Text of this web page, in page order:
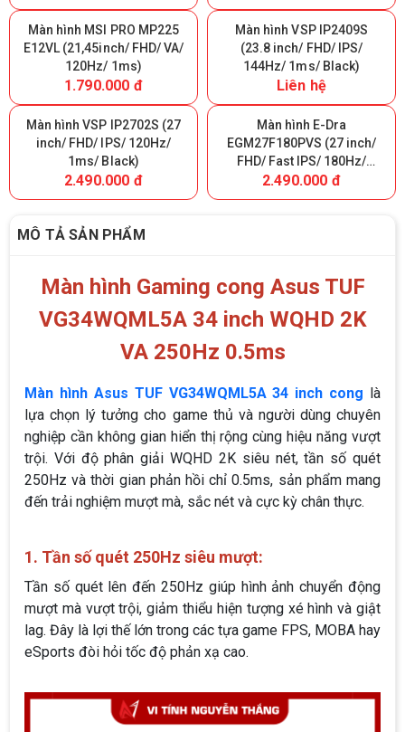
Màn hình MSI PRO MP225
E12VL (21,45inch/ FHD/ VA/
120Hz/ 1ms)
1.790.000 đ
Màn hình VSP IP2409S
(23.8 inch/ FHD/ IPS/
144Hz/ 1ms/ Black)
Liên hệ
Màn hình VSP IP2702S (27
inch/ FHD/ IPS/ 120Hz/
1ms/ Black)
2.490.000 đ
Màn hình E-Dra
EGM27F180PVS (27 inch/
FHD/ Fast IPS/ 180Hz/
0.5ms)
2.490.000 đ
MÔ TẢ SẢN PHẨM
Màn hình Gaming cong Asus TUF
VG34WQML5A 34 inch WQHD 2K
VA 250Hz 0.5ms
Màn hình Asus TUF VG34WQML5A 34 inch cong là
lựa chọn lý tưởng cho game thủ và người dùng chuyên
nghiệp cần không gian hiển thị rộng cùng hiệu năng vượt
trội. Với độ phân giải WQHD 2K siêu nét, tần số quét
250Hz và thời gian phản hồi chỉ 0.5ms, sản phẩm mang
đến trải nghiệm mượt mà, sắc nét và cực kỳ chân thực.
1. Tần số quét 250Hz siêu mượt:
Tần số quét lên đến 250Hz giúp hình ảnh chuyển động
mượt mà vượt trội, giảm thiểu hiện tượng xé hình và giật
lag. Đây là lợi thế lớn trong các tựa game FPS, MOBA hay
eSports đòi hỏi tốc độ phản xạ cao.